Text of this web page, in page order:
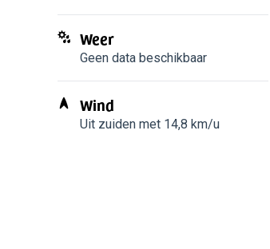
Weer
Geen data beschikbaar
Wind
Uit zuiden met 14,8 km/u